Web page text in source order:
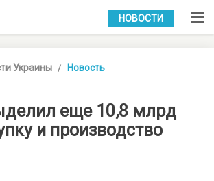
УКР РУС
НОВОСТИ
Украины Новость
еще 10,8 млрд
и производство